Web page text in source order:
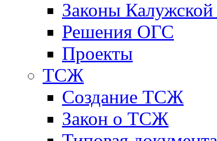
Законы Калужской
Решения ОГС
Проекты
ТСЖ
Создание ТСЖ
Закон о ТСЖ